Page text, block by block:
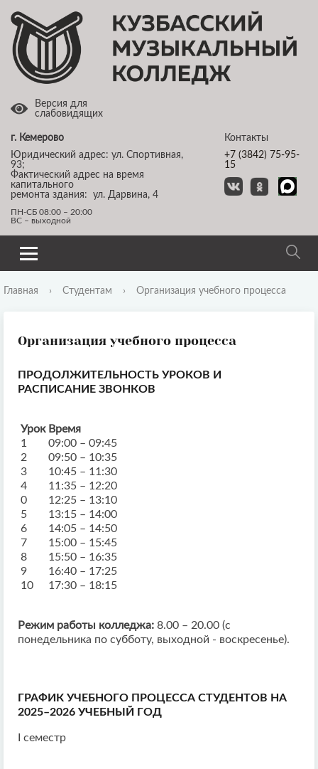
г. Кемерово
Юридический адрес: ул. Спортивная,
93;
Фактический адрес на время
капитального
ремонта здания: ул. Дарвина, 4
ПН-СБ 08:00 – 20:00
ВС – выходной
Контакты
+7 (3842) 75-95-
15
Версия для
слабовидящих
Главная › Студентам › Организация учебного процесса
Организация учебного процесса
ПРОДОЛЖИТЕЛЬНОСТЬ УРОКОВ И
РАСПИСАНИЕ ЗВОНКОВ
УрокВремя
1
09:00 – 09:45
2
09:50 – 10:35
3
10:45 – 11:30
4
11:35 – 12:20
0
12:25 – 13:10
5
13:15 – 14:00
6
14:05 – 14:50
7
15:00 – 15:45
8
15:50 – 16:35
9
16:40 – 17:25
10
17:30 – 18:15
Режим работы колледжа: 8.00 – 20.00 (с
понедельника по субботу, выходной - воскресенье).
ГРАФИК УЧЕБНОГО ПРОЦЕССА СТУДЕНТОВ НА
2025–2026 УЧЕБНЫЙ ГОД
I семестр